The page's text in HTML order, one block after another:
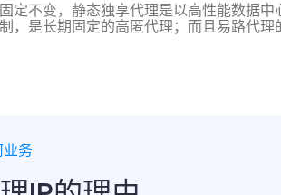
不变，静态独享代理是以高性能数据中
，是长期固定的高匿代理；而且易路代理
务